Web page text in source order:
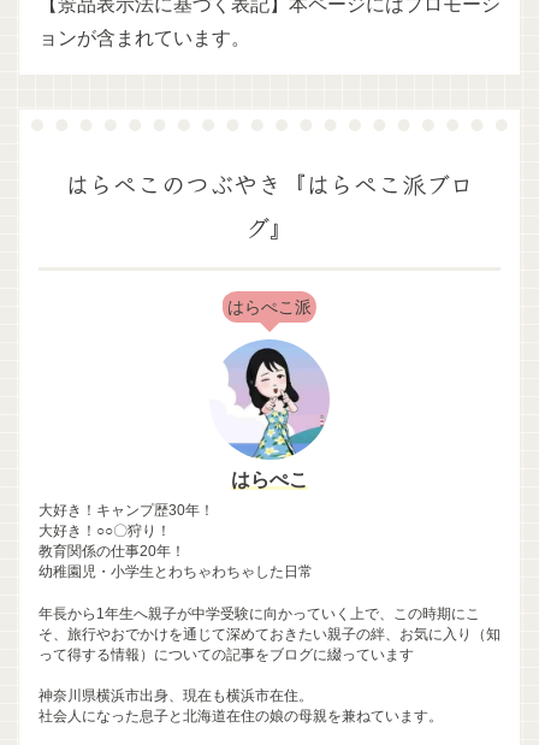
【景品表示法に基づく表記】本ページにはプロモーシ
ョンが含まれています。
はらぺこのつぶやき『はらぺこ派ブロ
グ』
はらぺこ派
はらぺこ
大好き！キャンプ歴30年！
大好き！○○〇狩り！
教育関係の仕事20年！
幼稚園児・小学生とわちゃわちゃした日常
年長から1年生へ親子が中学受験に向かっていく上で、この時期にこ
そ、旅行やおでかけを通じて深めておきたい親子の絆、お気に入り（知
って得する情報）についての記事をブログに綴っています
神奈川県横浜市出身、現在も横浜市在住。
社会人になった息子と北海道在住の娘の母親を兼ねています。